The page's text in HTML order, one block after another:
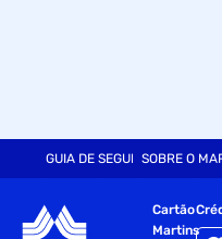
GUIA DE SEGURANÇA
SOBRE O
Cartão
Martins